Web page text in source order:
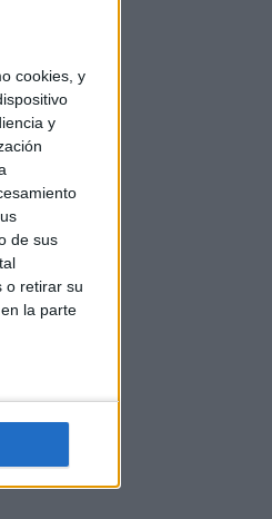
cookies, y
y
de sus
o retirar su
la parte